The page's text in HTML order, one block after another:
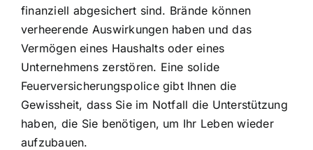
finanziell abgesichert sind. Brände können
verheerende Auswirkungen haben und das
Vermögen eines Haushalts oder eines
Unternehmens zerstören. Eine solide
Feuerversicherungspolice gibt Ihnen die
Gewissheit, dass Sie im Notfall die Unterstützung
haben, die Sie benötigen, um Ihr Leben wieder
aufzubauen.